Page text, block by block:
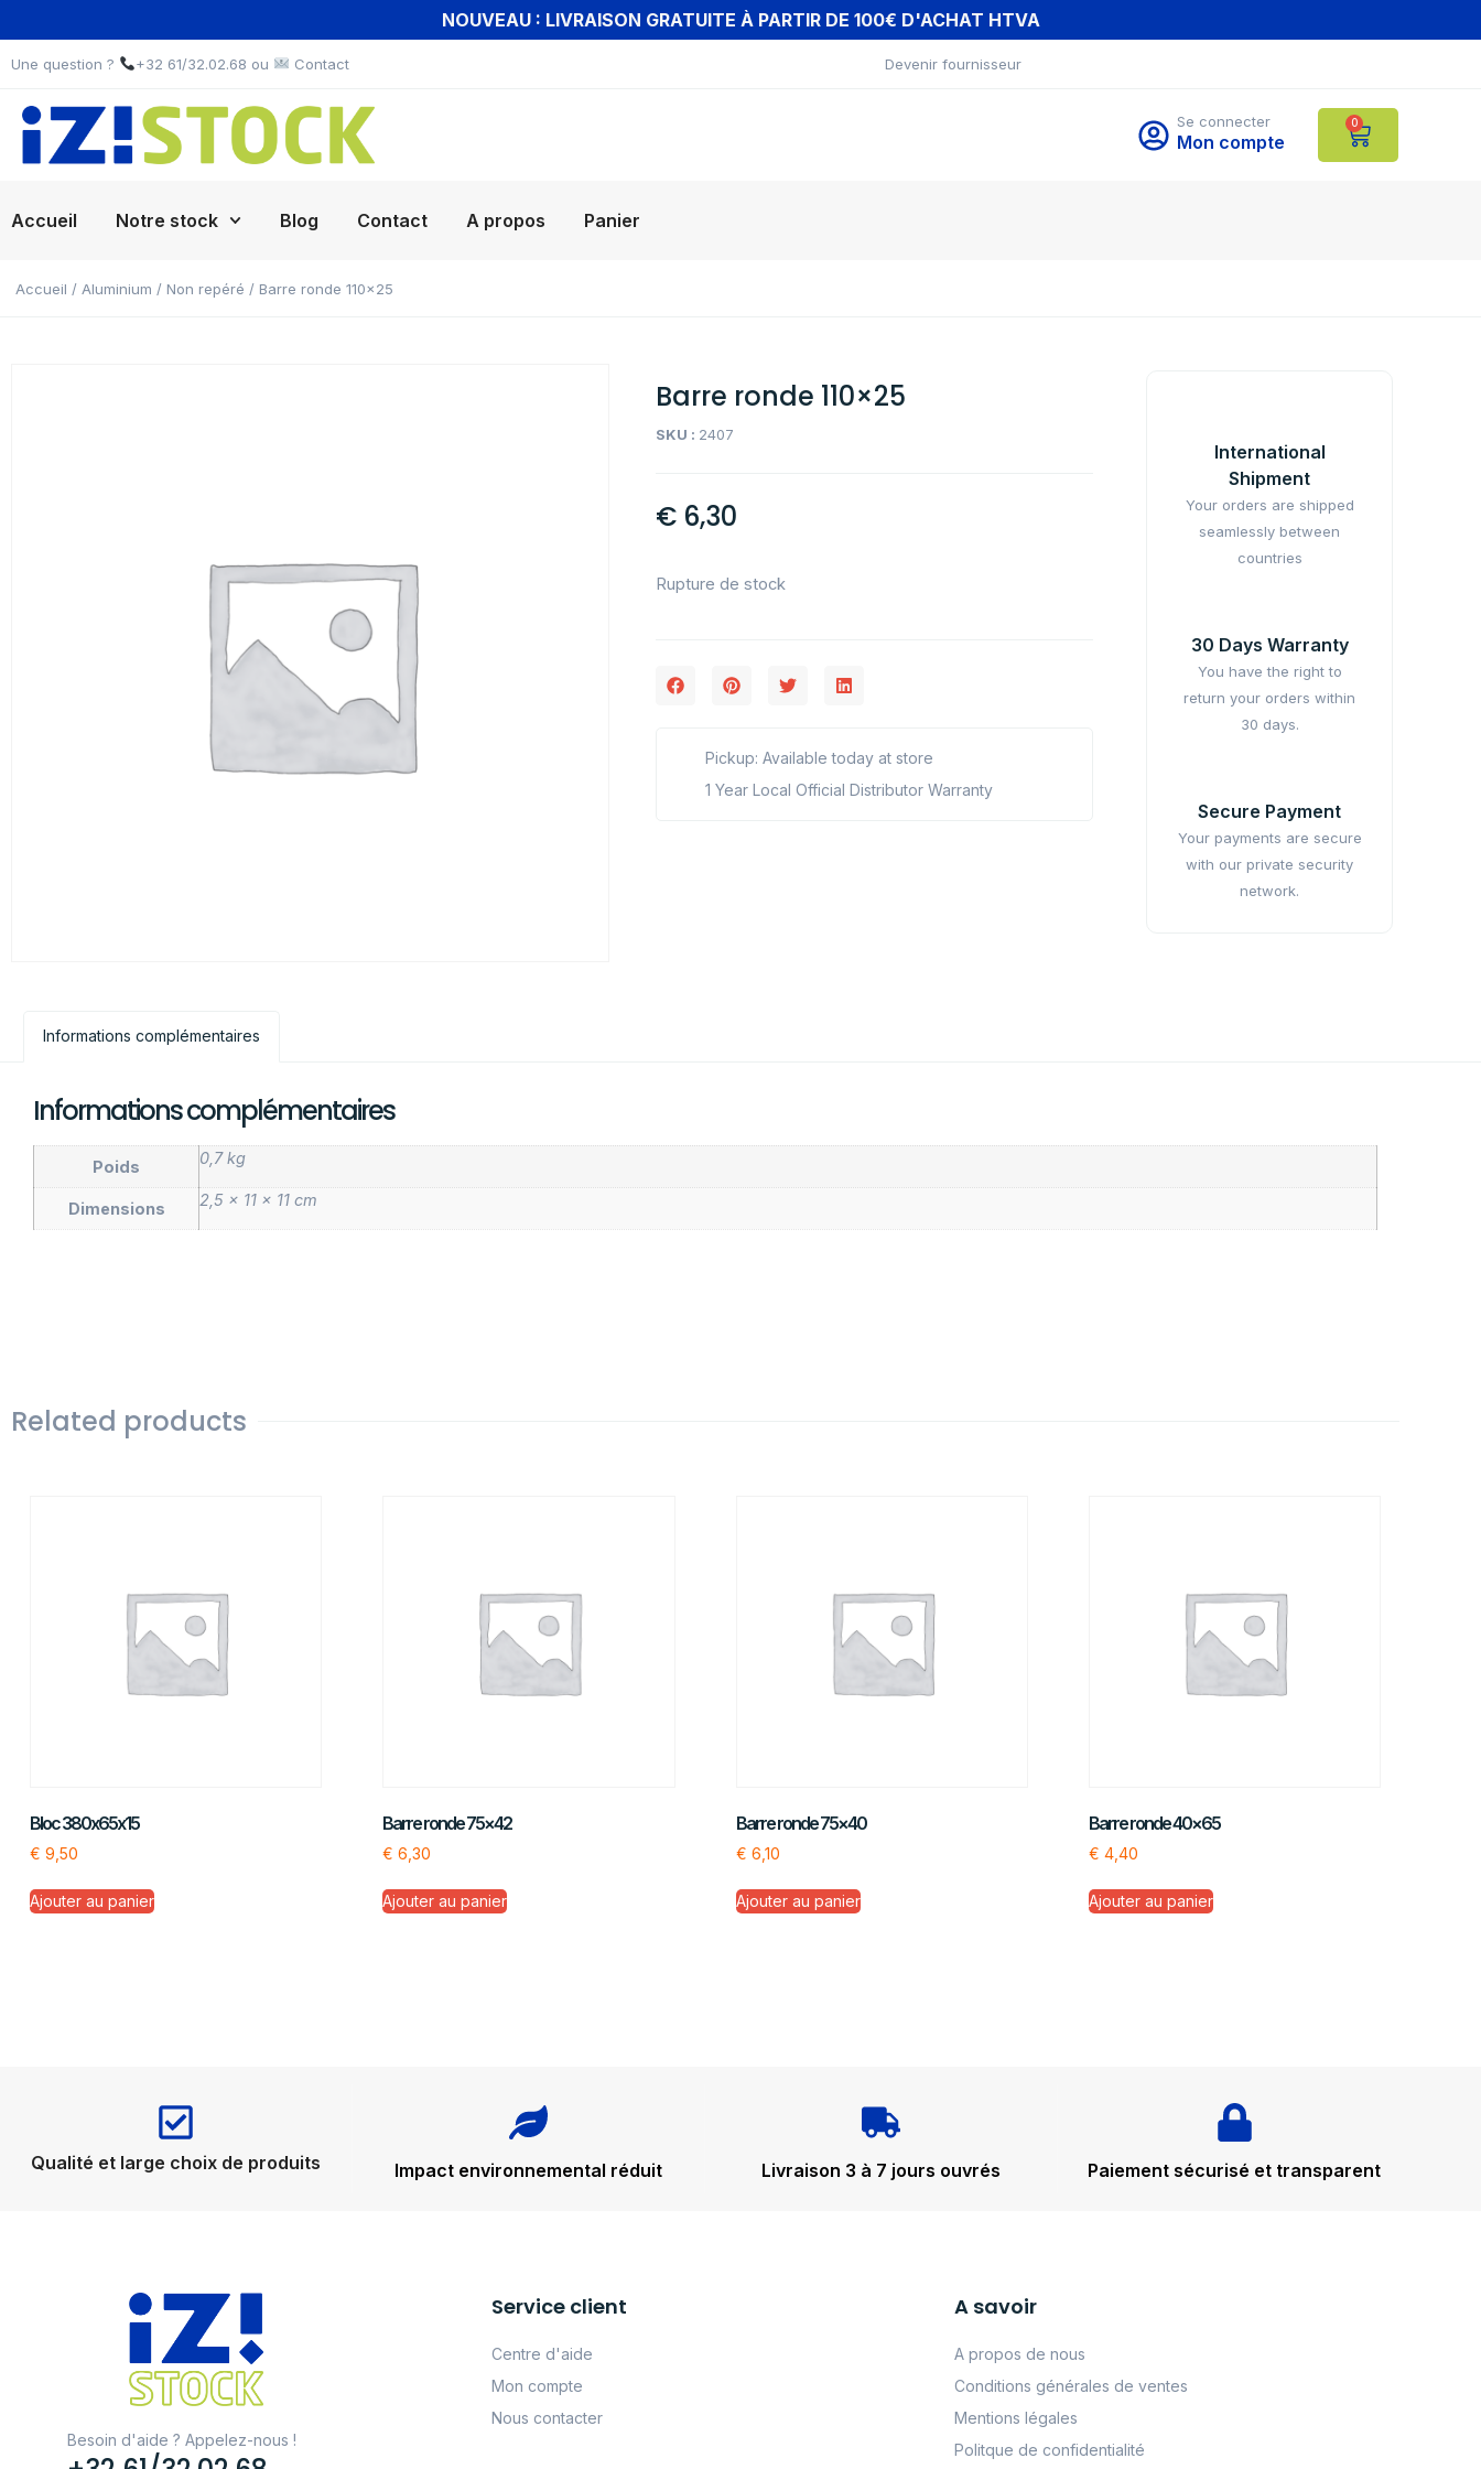
NOUVEAU : LIVRAISON GRATUITE À PARTIR DE 100€ D'ACHAT HTVA
Une question ? +32 61/32.02.68 ou Contact Devenir fournisseur
Se connecter
Mon compte
0
Accueil Notre stock Blog Contact A propos Panier
Accueil / Aluminium / Non repéré / Barre ronde 110×25
Barre ronde 110×25
SKU : 2407
€ 6,30
Rupture de stock
Pickup: Available today at store
1 Year Local Official Distributor Warranty
International
Shipment
Your orders are shipped
seamlessly between
countries
30 Days Warranty
You have the right to
return your orders within
30 days.
Secure Payment
Your payments are secure
with our private security
network.
Informations complémentaires
Informations complémentaires
Poids 0,7 kg
Dimensions 2,5 × 11 × 11 cm
Related products
Bloc 380x65x15
€ 9,50
Ajouter au panier
Barre ronde 75×42
€ 6,30
Ajouter au panier
Barre ronde 75×40
€ 6,10
Ajouter au panier
Barre ronde 40×65
€ 4,40
Ajouter au panier
Qualité et large choix de produits Impact environnemental réduit Livraison 3 à 7 jours ouvrés Paiement sécurisé et transparent
Besoin d'aide ? Appelez-nous !
Service client
Centre d'aide
Mon compte
Nous contacter
A savoir
A propos de nous
Conditions générales de ventes
Mentions légales
Politque de confidentialité